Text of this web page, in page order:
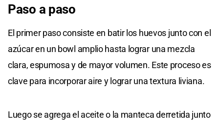
Paso a paso
El primer paso consiste en batir los huevos junto con el
azúcar en un bowl amplio hasta lograr una mezcla
clara, espumosa y de mayor volumen. Este proceso es
clave para incorporar aire y lograr una textura liviana.
Luego se agrega el aceite o la manteca derretida junto